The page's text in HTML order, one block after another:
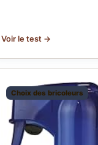
Voir le test →
Choix des bricoleurs